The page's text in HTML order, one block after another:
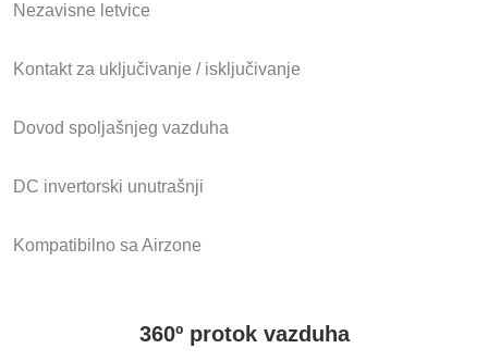
Nezavisne letvice
Kontakt za uključivanje / isključivanje
Dovod spoljašnjeg vazduha
DC invertorski unutrašnji
Kompatibilno sa Airzone
360º protok vazduha